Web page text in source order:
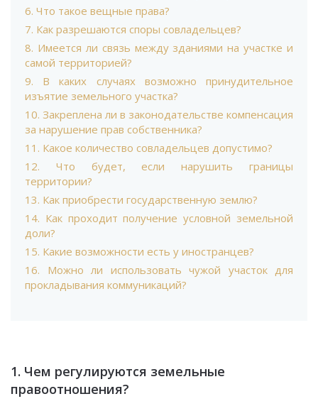
6. Что такое вещные права?
7. Как разрешаются споры совладельцев?
8. Имеется ли связь между зданиями на участке и
самой территорией?
9. В каких случаях возможно принудительное
изъятие земельного участка?
10. Закреплена ли в законодательстве компенсация
за нарушение прав собственника?
11. Какое количество совладельцев допустимо?
12. Что будет, если нарушить границы
территории?
13. Как приобрести государственную землю?
14. Как проходит получение условной земельной
доли?
15. Какие возможности есть у иностранцев?
16. Можно ли использовать чужой участок для
прокладывания коммуникаций?
1. Чем регулируются земельные
правоотношения?